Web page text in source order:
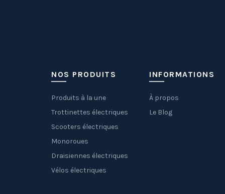
NOS PRODUITS
Produits à la une
Trottinettes électriques
Scooters électriques
Monoroues
Draisiennes électriques
Vélos électriques
INFORMATIONS
À propos
Le Blog